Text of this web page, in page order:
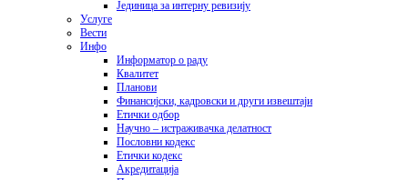
Јединица за интерну ревизију
Услуге
Вести
Инфо
Информатор о раду
Квалитет
Планови
Финансијски, кадровски и други извештаји
Етички одбор
Научно – истраживачка делатност
Пословни кодекс
Етички кодекс
Акредитација